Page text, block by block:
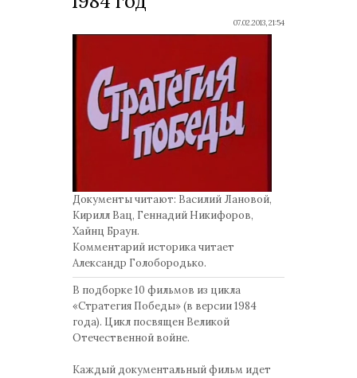
07.02.2013, 21:54
Документы читают: Василий Лановой,
Кирилл Вац, Геннадий Никифоров,
Хайнц Браун.
Комментарий историка читает
Александр Голобородько.
В подборке 10 фильмов из цикла
«Стратегия Победы» (в версии 1984
года). Цикл посвящен Великой
Отечественной войне.
Каждый документальный фильм идет